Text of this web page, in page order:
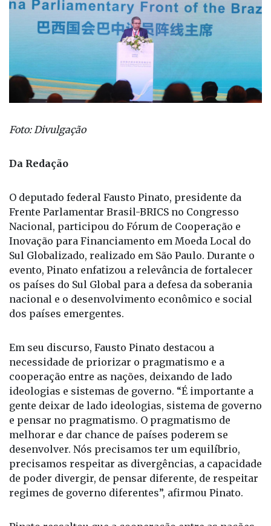
O deputado federal Fausto Pinato, presidente da
Frente Parlamentar Brasil-BRICS no Congresso
Nacional, participou do Fórum de Cooperação e
Inovação para Financiamento em Moeda Local do
Sul Globalizado, realizado em São Paulo. Durante o
evento, Pinato enfatizou a relevância de fortalecer
os países do Sul Global para a defesa da soberania
nacional e o desenvolvimento econômico e social
Em seu discurso, Fausto Pinato destacou a
necessidade de priorizar o pragmatismo e a
cooperação entre as nações, deixando de lado
ideologias e sistemas de governo. “É importante a
gente deixar de lado ideologias, sistema de governo
e pensar no pragmatismo. O pragmatismo de
melhorar e dar chance de países poderem se
desenvolver. Nós precisamos ter um equilíbrio,
precisamos respeitar as divergências, a capacidade
de poder divergir, de pensar diferente, de respeitar